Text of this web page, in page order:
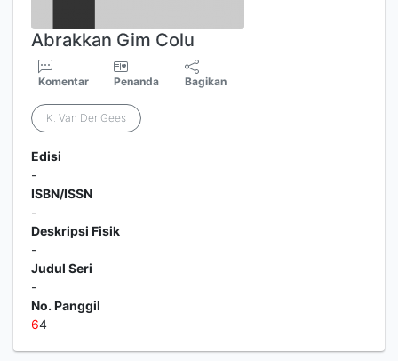
Abrakkan Gim Colu
Komentar Penanda Bagikan
K. Van Der Gees
Edisi
-
ISBN/ISSN
-
Deskripsi Fisik
-
Judul Seri
-
No. Panggil
64